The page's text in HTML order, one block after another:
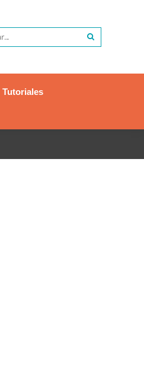
Tutoriales